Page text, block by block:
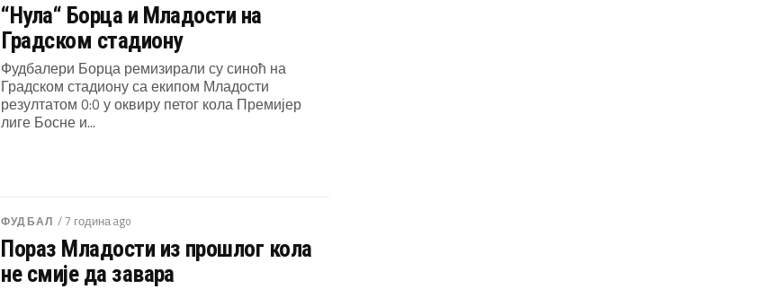
“Нула“ Борца и Младости на
Градском стадиону
Фудбалери Борца ремизирали су синоћ на
Градском стадиону са екипом Младости
резултатом 0:0 у оквиру петог кола Премијер
лиге Босне и...
ФУДБАЛ / 7 година ago
Пораз Младости из прошлог кола
не смије да завара